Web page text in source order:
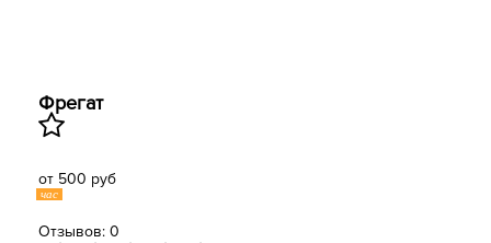
Фрегат
от 500 руб
час
Отзывов: 0